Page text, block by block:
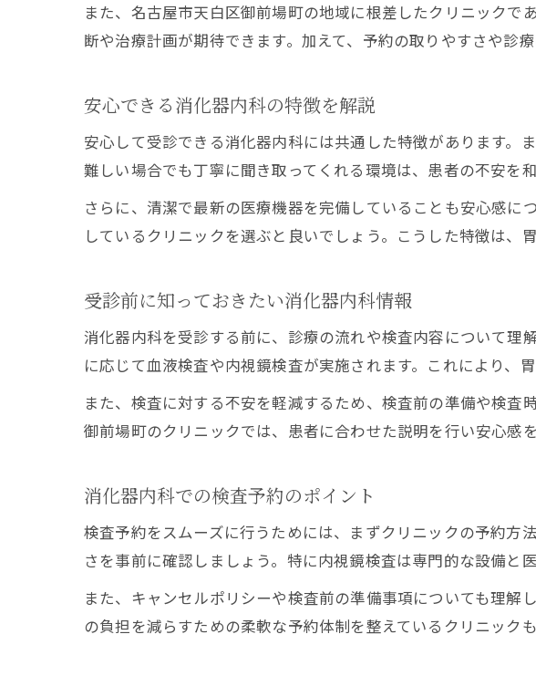
また、名古屋市天白区御前場町の地域に根差したクリニック
断や治療計画が期待できます。加えて、予約の取りやすさや診
安心できる消化器内科の特徴を解説
安心して受診できる消化器内科には共通した特徴があります。
難しい場合でも丁寧に聞き取ってくれる環境は、患者の不安を和
さらに、清潔で最新の医療機器を完備していることも安心感
しているクリニックを選ぶと良いでしょう。こうした特徴は、
受診前に知っておきたい消化器内科情報
消化器内科を受診する前に、診療の流れや検査内容について理
に応じて血液検査や内視鏡検査が実施されます。これにより、
また、検査に対する不安を軽減するため、検査前の準備や検
御前場町のクリニックでは、患者に合わせた説明を行い安心感
消化器内科での検査予約のポイント
検査予約をスムーズに行うためには、まずクリニックの予約方
さを事前に確認しましょう。特に内視鏡検査は専門的な設備と
また、キャンセルポリシーや検査前の準備事項についても理
の負担を減らすための柔軟な予約体制を整えているクリニック